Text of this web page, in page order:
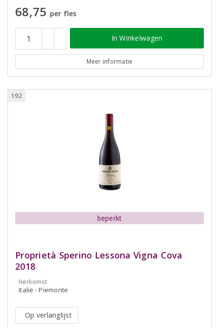
68,75 per fles
In Winkelwagen
Meer informatie
192
beperkt
Proprietà Sperino Lessona Vigna Cova
2018
Herkomst
Italië - Piemonte
Op verlanglijst